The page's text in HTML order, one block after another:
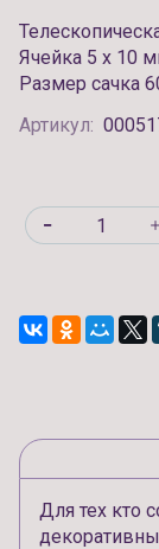
Ячейка 5 х 10
Размер сачка
Артикул:
Для тех кто